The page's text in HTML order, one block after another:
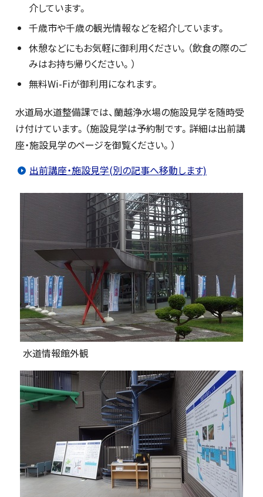
介しています。
千歳市や千歳の観光情報などを紹介しています。
休憩などにもお気軽に御利用ください。（飲食の際のご
みはお持ち帰りください。）
無料Wi-Fiが御利用になれます。
水道局水道整備課では、蘭越浄水場の施設見学を随時受
け付けています。（施設見学は予約制です。詳細は出前講
座・施設見学のページを御覧ください。）
出前講座・施設見学(別の記事へ移動します)
水道情報館外観